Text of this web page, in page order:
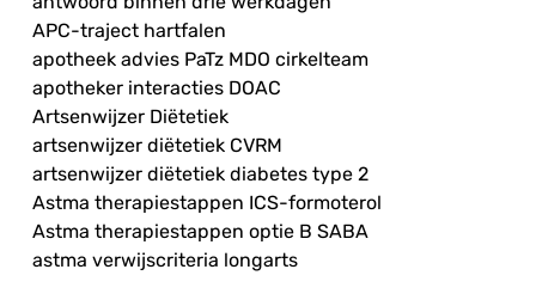
APC-traject hartfalen
apotheek advies PaTz MDO cirkelteam
apotheker interacties DOAC
Artsenwijzer Diëtetiek
artsenwijzer diëtetiek CVRM
artsenwijzer diëtetiek diabetes type 2
Astma therapiestappen ICS-formoterol
Astma therapiestappen optie B SABA
astma verwijscriteria longarts